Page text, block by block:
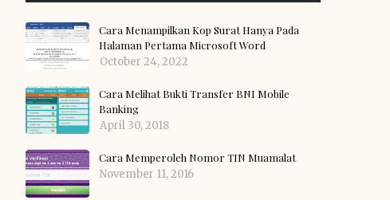
Cara Menampilkan Kop Surat Hanya Pada
Halaman Pertama Microsoft Word
October 24, 2022
Cara Melihat Bukti Transfer BNI Mobile
Banking
April 30, 2018
Cara Memperoleh Nomor TIN Muamalat
November 11, 2016